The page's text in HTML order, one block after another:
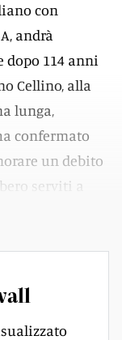
con
andrà
114 anni
Cellino, alla
lunga,
confermato
un debito
serviti a